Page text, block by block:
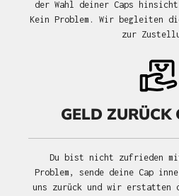
der Wahl deiner Caps
Kein Problem. Wir begleiten
zur
GELD ZURÜCK
Du bist nicht zufrieden
Problem, sende deine Cap
uns zurück und wir